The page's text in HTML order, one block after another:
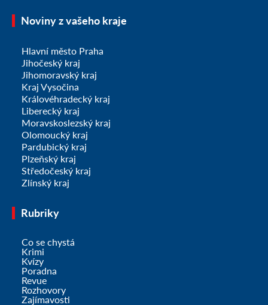
Noviny z vašeho kraje
Hlavní město Praha
Jihočeský kraj
Jihomoravský kraj
Kraj Vysočina
Královéhradecký kraj
Liberecký kraj
Moravskoslezský kraj
Olomoucký kraj
Pardubický kraj
Plzeňský kraj
Středočeský kraj
Zlínský kraj
Rubriky
Co se chystá
Krimi
Kvízy
Poradna
Revue
Rozhovory
Zajímavosti